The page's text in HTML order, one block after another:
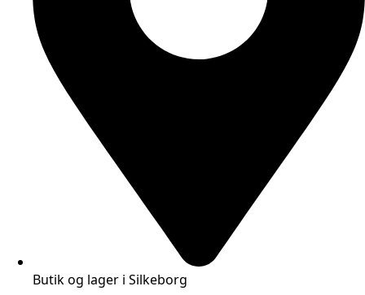
Butik og lager i Silkeborg